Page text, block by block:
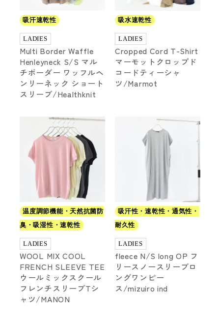
吸汗速乾性
LADIES
Multi Border Waffle
Henleyneck S/S マル
チボーダー ワッフルヘ
ンリーネック ショート
スリーブ/Healthknit
吸水速乾性
LADIES
Cropped Cord T-Shirt
マーモットクロップド
コードティーシャ
ツ/Marmot
温度調節機能・天然抗菌防
臭・吸湿性・速乾性
LADIES
WOOL MIX COOL
FRENCH SLEEVE TEE
ウールミックスクール
フレンチスリーブTシ
ャツ/MANON
吸汗性・速乾性・通気性・
耐久性
LADIES
fleece N/S long OP フ
リースノースリーブロ
ングワンピー
ス/mizuiro ind